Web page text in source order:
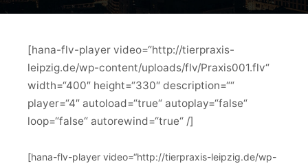
[hana-flv-player video=“http://tierpraxis-
leipzig.de/wp-content/uploads/flv/Praxis001.flv“
width=“400″ height=“330″ description=““
player=“4″ autoload=“true“ autoplay=“false“
loop=“false“ autorewind=“true“ /]
[hana-flv-player video=“http://tierpraxis-leipzig.de/wp-